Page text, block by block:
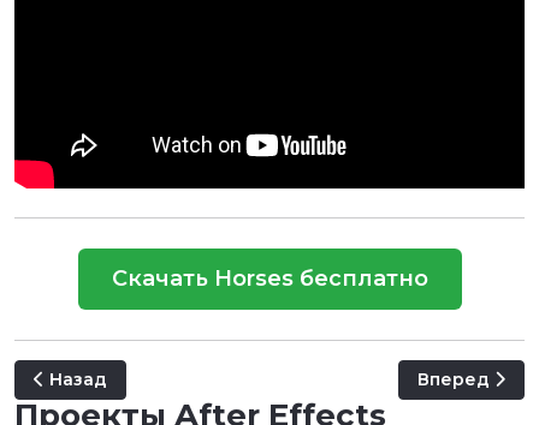
Скачать Horses бесплатно
Предыдущий: 20 Luxury Instagram Stories
Назад Следующий:
Вперед
Проекты After Effects